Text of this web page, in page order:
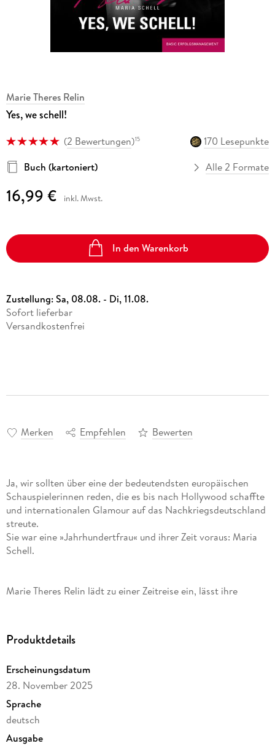
Marie Theres Relin
Yes, we schell!
(2 Bewertungen)15
170 Lesepunkte
Buch (kartoniert)
Alle 2 Formate
16,99 € inkl. Mwst.
In den Warenkorb
Zustellung:Sa, 08.08. - Di, 11.08.
Sofort lieferbar
Versandkostenfrei
Merken Empfehlen Bewerten
Ja, wir sollten über eine der bedeutendsten europäischen
Schauspielerinnen reden, die es bis nach Hollywood schaffte
und internationalen Glamour auf das Nachkriegsdeutschland
streute.
Sie war eine »Jahrhundertfrau« und ihrer Zeit voraus: Maria
Schell.
Marie Theres Relin lädt zu einer Zeitreise ein, lässt ihre
Geschichte oft wiederholt und wir eben dabei sind, durch
erneut zu verlieren.
Produktdetails
Erscheinungsdatum
28. November 2025
Sprache
deutsch
Ausgabe